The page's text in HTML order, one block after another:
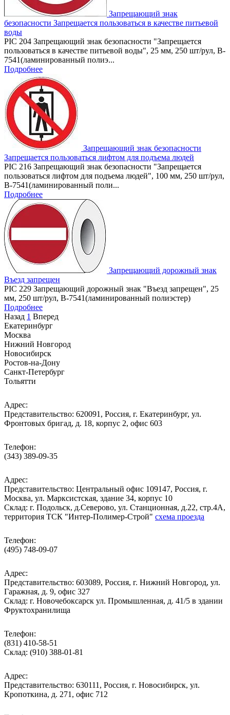
Запрещающий знак
безопасности Запрещается пользоваться в качестве питьевой
воды
PIC 204 Запрещающий знак безопасности "Запрещается
пользоваться в качестве питьевой воды", 25 мм, 250 шт/рул, B-
7541(ламинированный полиэ...
Подробнее
Запрещающий знак безопасности
Запрещается пользоваться лифтом для подъема людей
PIC 216 Запрещающий знак безопасности "Запрещается
пользоваться лифтом для подъема людей", 100 мм, 250 шт/рул,
B-7541(ламинированный поли...
Подробнее
Запрещающий дорожный знак
Въезд запрещен
PIC 229 Запрещающий дорожный знак "Въезд запрещен", 25
мм, 250 шт/рул, B-7541(ламинированный полиэстер)
Подробнее
Назад 1 Вперед
Екатеринбург
Москва
Нижний Новгород
Новосибирск
Ростов-на-Дону
Санкт-Петербург
Тольятти
Адрес:
Представительство: 620091, Россия, г. Екатеринбург, ул.
Фронтовых бригад, д. 18, корпус 2, офис 603
Телефон:
(343) 389-09-35
Адрес:
Представительство: Центральный офис 109147, Россия, г.
Москва, ул. Марксистская, здание 34, корпус 10
Cклад: г. Подольск, д.Северово, ул. Станционная, д.22, стр.4А,
территория ТСК "Интер-Полимер-Строй" схема проезда
Телефон:
(495) 748-09-07
Адрес:
Представительство: 603089, Россия, г. Нижний Новгород, ул.
Гаражная, д. 9, офис 327
Склад: г. Новочебоксарск ул. Промышленная, д. 41/5 в здании
Фруктохранилища
Телефон:
(831) 410-58-51
Склад: (910) 388-01-81
Адрес:
Представительство: 630111, Россия, г. Новосибирск, ул.
Кропоткина, д. 271, офис 712